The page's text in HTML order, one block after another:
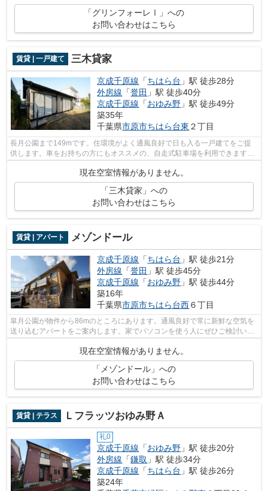
「グリンフォーレⅠ」への
お問い合わせはこちら
賃貸 | 一戸建て 三木貸家
京成千原線 「ちはら台 」駅 徒歩28分
外房線 「誉田 」駅 徒歩40分
京成千原線 「おゆみ野 」駅 徒歩49分
築35年
千葉県市原市ちはら台東 ２丁目
長月公園まで149mです。住環境がよく通風良好で日も入る一戸建てをご提
供します。車をお持ちの方にもオススメの、自走式駐車場を利用できます。
大型タウンの中に様々な施設が揃ってい...
現在空室情報がありません。
「三木貸家」への
お問い合わせはこちら
賃貸 | アパート メゾンドール
京成千原線 「ちはら台 」駅 徒歩21分
外房線 「誉田 」駅 徒歩45分
京成千原線 「おゆみ野 」駅 徒歩44分
築16年
千葉県市原市ちはら台西６丁目
皐月公園が物件から86mのところにあります。通風良好で常に新鮮な空気を
送り込むアパートをご案内します。家でパソコンを使う人にぜひご検討いた
現在空室情報がありません。
「メゾンドール」への
お問い合わせはこちら
賃貸 | テラス Ｌフラッツおゆみ野Ａ
礼0
京成千原線 「おゆみ野 」駅 徒歩20分
外房線 「鎌取 」駅 徒歩34分
京成千原線 「ちはら台 」駅 徒歩26分
築24年